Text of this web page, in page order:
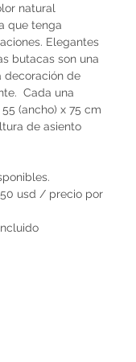
natural
que tenga
Elegantes
butacas son una
decoración de
Cada una
(ancho) x 75 cm
de asiento
usd / precio por